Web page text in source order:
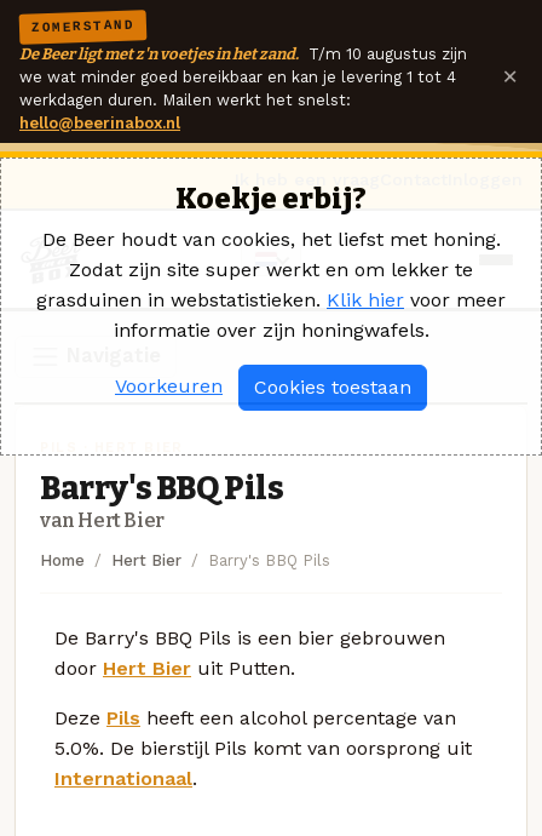
ZOMERSTAND
De Beer ligt met z'n voetjes in het zand. T/m 10 augustus zijn
we wat minder goed bereikbaar en kan je levering 1 tot 4
werkdagen duren. Mailen werkt het snelst:
hello@beerinabox.nl
×
Barry's BBQ Pils
van Hert Bier
Home Hert Bier Barry's BBQ Pils
De Barry's BBQ Pils is een bier gebrouwen
door Hert Bier uit Putten.
Deze Pils heeft een alcohol percentage van
5.0%. De bierstijl Pils komt van oorsprong uit
Internationaal.
Koekje erbij?
De Beer houdt van cookies, het liefst met honing.
Zodat zijn site super werkt en om lekker te
grasduinen in webstatistieken. Klik hier voor meer
informatie over zijn honingwafels.
Voorkeuren Cookies toestaan